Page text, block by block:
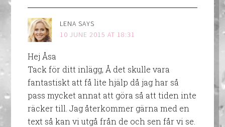
LENA SAYS
10 JUNE 2015 AT 18:31
Hej Åsa
Tack för ditt inlägg, Å det skulle vara
fantastiskt att få lite hjälp då jag har så
pass mycket annat att göra så att tiden inte
räcker till. Jag återkommer gärna med en
text så kan vi utgå från de och sen får vi se.